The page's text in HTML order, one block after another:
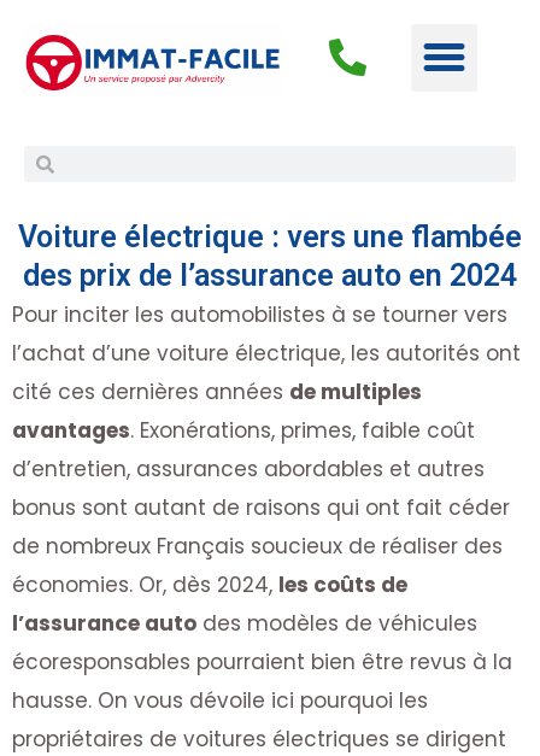
Voiture électrique : vers une flambée
des prix de l’assurance auto en 2024
Pour inciter les automobilistes à se tourner vers
l’achat d’une voiture électrique, les autorités ont
cité ces dernières années de multiples
avantages. Exonérations, primes, faible coût
d’entretien, assurances abordables et autres
bonus sont autant de raisons qui ont fait céder
de nombreux Français soucieux de réaliser des
économies. Or, dès 2024, les coûts de
l’assurance auto des modèles de véhicules
écoresponsables pourraient bien être revus à la
hausse. On vous dévoile ici pourquoi les
propriétaires de voitures électriques se dirigent